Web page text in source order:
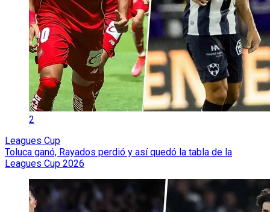
2
Leagues Cup
Toluca ganó, Rayados perdió y así quedó la tabla de la
Leagues Cup 2026